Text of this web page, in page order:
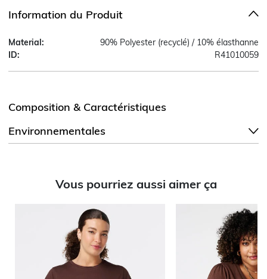
Information du Produit
Material:
90% Polyester (recyclé) / 10% élasthanne
ID:
R41010059
Composition & Caractéristiques
Environnementales
Vous pourriez aussi aimer ça